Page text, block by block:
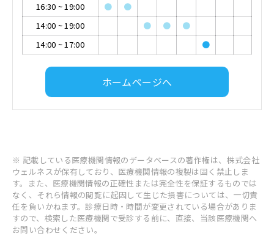
16:30 ~19:00 ●
●
14:00 ~19:00 ● ●
●
14:00 ~17:00 ●
ホームページへ
※ 記載している医療機関情報のデータベースの著作権は、株式会社
ウェルネスが保有しており、医療機関情報の複製は固く禁止しま
す。また、医療機関情報の正確性または完全性を保証するものでは
なく、それら情報の閲覧に起因して生じた損害については、一切責
任を負いかねます。診療日時・時間が変更されている場合がありま
すので、検索した医療機関で受診する前に、直接、当該医療機関へ
お問い合わせください。